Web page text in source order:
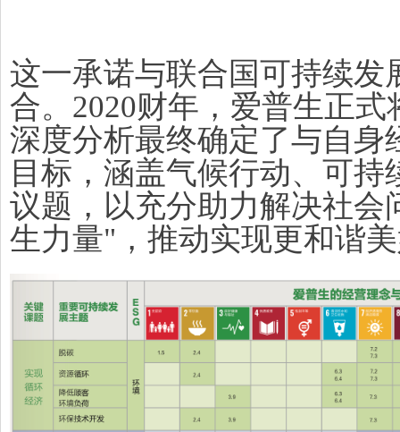
这一承诺与联合国可持续发
合。2020财年，爱普生正式
深度分析最终确定了与自身
目标，涵盖气候行动、可
议题，以充分助力解决社
生力量"，推动实现更和谐